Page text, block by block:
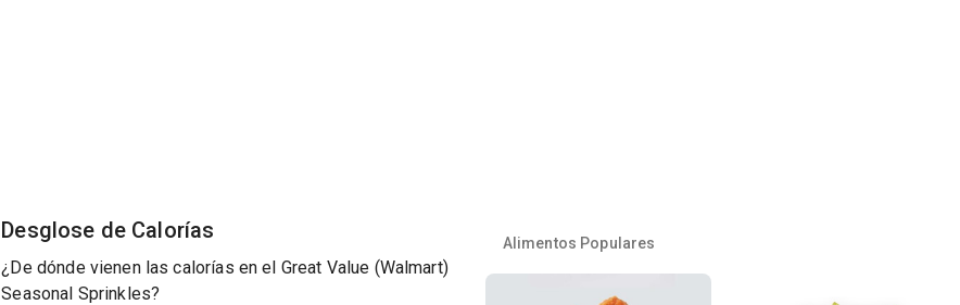
Desglose de Calorías
¿De dónde vienen las calorías en el Great Value (Walmart)
Seasonal Sprinkles?
Alimentos Populares